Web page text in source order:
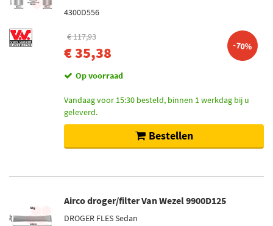
4300D556
€ 117,93
€ 35,38 -70%
Op voorraad
Vandaag voor 15:30 besteld, binnen 1 werkdag bij u
geleverd.
Bestellen
Airco droger/filter Van Wezel 9900D125
DROGER FLES Sedan